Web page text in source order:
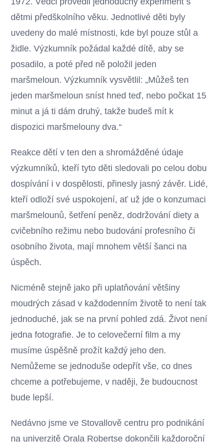
dětmi předškolního věku. Jednotlivé děti byly
uvedeny do malé místnosti, kde byl pouze stůl a
židle. Výzkumník požádal každé dítě, aby se
posadilo, a poté před ně položil jeden
maršmeloun. Výzkumník vysvětlil: „Můžeš ten
jeden maršmeloun sníst hned teď, nebo počkat 15
minut a já ti dám druhý, takže budeš mít k
dispozici maršmelouny dva.“
Reakce dětí v ten den a shromážděné údaje
výzkumníků, kteří tyto děti sledovali po celou dobu
dospívání i v dospělosti, přinesly jasný závěr. Lidé,
kteří odloží své uspokojení, ať už jde o konzumaci
maršmelounů, šetření peněz, dodržování diety a
cvičebního režimu nebo budování profesního či
osobního života, mají mnohem větší šanci na
úspěch.
Nicméně stejně jako při uplatňování většiny
moudrých zásad v každodenním životě to není tak
jednoduché, jak se na první pohled zdá. Život není
jedna fotografie. Je to celovečerní film a my
musíme úspěšně prožít každý jeho den.
Nemůžeme se jednoduše odepřít vše, co dnes
chceme a potřebujeme, v naději, že budoucnost
bude lepší.
Nedávno jsme ve Stovallově centru pro podnikání
na univerzitě Orala Robertse dokončili každoroční